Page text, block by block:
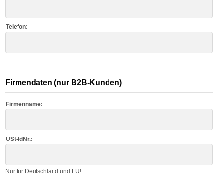
Telefon:
Firmendaten (nur B2B-Kunden)
Firmenname:
USt-IdNr.:
Nur für Deutschland und EU!